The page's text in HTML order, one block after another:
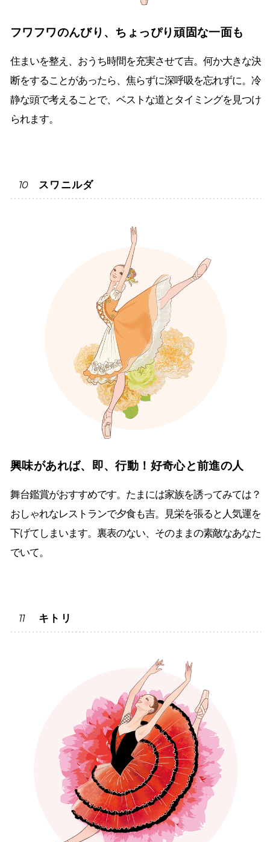
フワフワのんびり、ちょっぴり頑固な一面も
住まいを整え、おうち時間を充実させて吉。何か大きな決
断をすることがあったら、焦らずに深呼吸を忘れずに。冷
静な頭で考えることで、ベストな道とタイミングを見つけ
られます。
スワニルダ
興味があれば、即、行動！好奇心と前進の人
舞台鑑賞がおすすめです。たまには家族を誘ってみては？
おしゃれなレストランで夕食も吉。見栄を張ると人気運を
下げてしまいます。裏表のない、そのままの素敵なあなた
でいて。
キトリ